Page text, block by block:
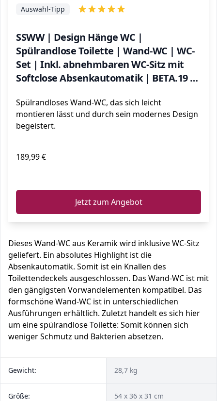
SSWW | Design Hänge WC |
Spülrandlose Toilette | Wand-WC | WC-
Set | Inkl. abnehmbaren WC-Sitz mit
Softclose Absenkautomatik | BETA.19 |
Auswahl-Tipp
Spülrandloses Wand-WC, das sich leicht
montieren lässt und durch sein modernes Design
begeistert.
189,99 €
Jetzt zum Angebot
Dieses Wand-WC aus Keramik wird inklusive WC-Sitz
geliefert. Ein absolutes Highlight ist die
Absenkautomatik. Somit ist ein Knallen des
Toilettendeckels ausgeschlossen. Das Wand-WC ist mit
den gängigsten Vorwandelementen kompatibel. Das
formschöne Wand-WC ist in unterschiedlichen
Ausführungen erhältlich. Zuletzt handelt es sich hier
um eine spülrandlose Toilette: Somit können sich
weniger Schmutz und Bakterien absetzen.
Gewicht: 28,7 kg
Größe: 54 x 36 x 31 cm